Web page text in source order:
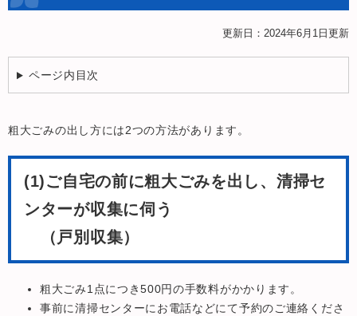
文
更新日：2024年6月1日更新
ページ内目次
粗大ごみの出し方には2つの方法があります。
(1)ご自宅の前に粗大ごみを出し、清掃セ
ンターが収集に伺う
（戸別収集）
粗大ごみ1点につき500円の手数料がかかります。
事前に清掃センターにお電話などにて予約のご連絡くださ